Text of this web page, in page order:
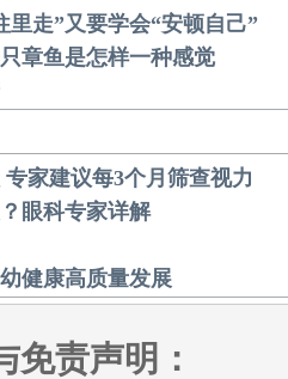
里走”又要学会“安顿自己”
章鱼是怎样一种感觉
家建议每3个月筛查视力
眼科专家详解
健康高质量发展
免责声明：